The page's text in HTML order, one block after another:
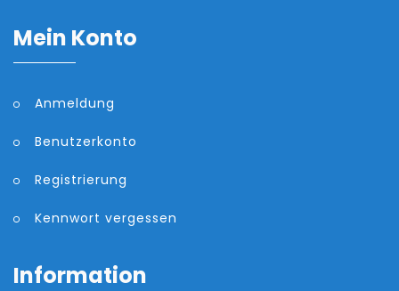
Mein Konto
Anmeldung
Benutzerkonto
Registrierung
Kennwort vergessen
Information